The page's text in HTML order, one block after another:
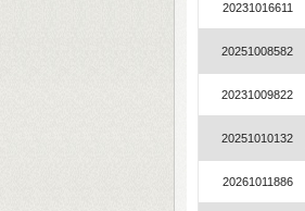
20231016611
20251008582
20231009822
20251010132
20261011886